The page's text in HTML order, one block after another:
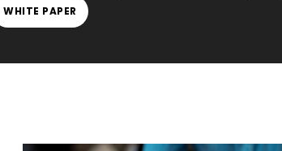
WHITE PAPER